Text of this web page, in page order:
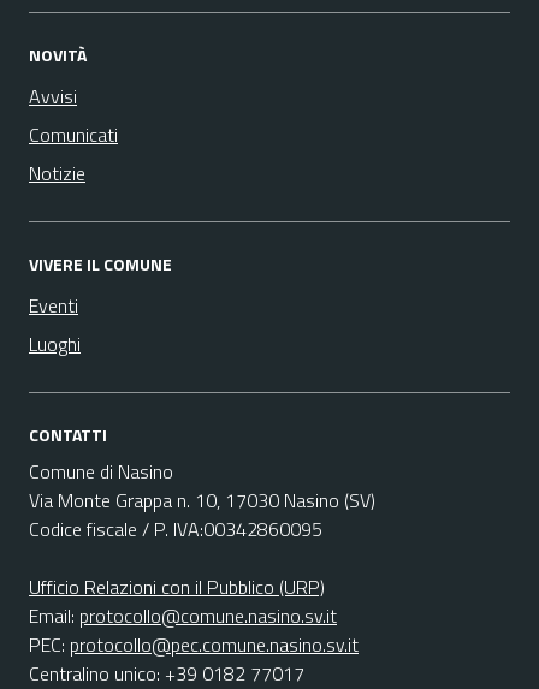
NOVITÀ
Avvisi
Comunicati
Notizie
VIVERE IL COMUNE
Eventi
Luoghi
CONTATTI
Comune di Nasino
Via Monte Grappa n. 10, 17030 Nasino (SV)
Codice fiscale / P. IVA:00342860095
Ufficio Relazioni con il Pubblico (URP)
Email: protocollo@comune.nasino.sv.it
PEC: protocollo@pec.comune.nasino.sv.it
Centralino unico: +39 0182 77017